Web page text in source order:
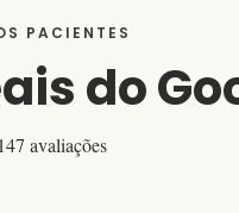
PACIENTES
do
avaliações